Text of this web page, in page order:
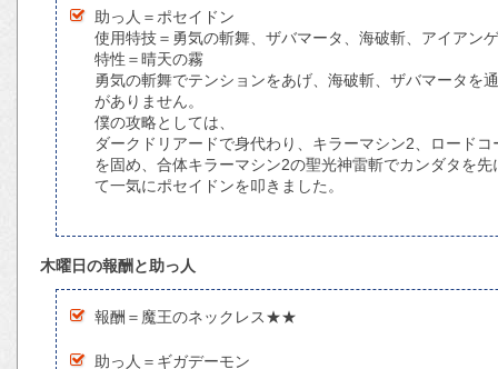
助っ人＝ポセイドン
使用特技＝勇気の斬舞、ザバマータ、海破斬、アイアン
特性＝晴天の霧
勇気の斬舞でテンションをあげ、海破斬、ザバマータを
がありません。
僕の攻略としては、
ダークドリアードで身代わり、キラーマシン2、ロード
を固め、合体キラーマシン2の聖光神雷斬でカンダタを
て一気にポセイドンを叩きました。
木曜日の報酬と助っ人
報酬＝魔王のネックレス★★
助っ人＝ギガデーモン